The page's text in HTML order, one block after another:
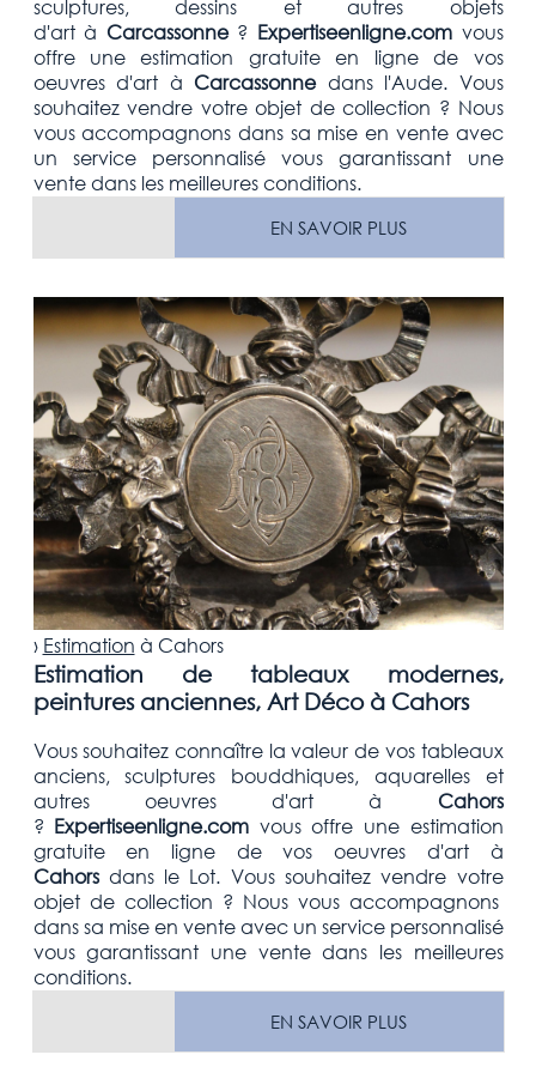
sculptures, dessins et autres objets
d'artà Carcassonne? Expertiseenligne.comvous
offre une estimation gratuiteen ligne de vos
oeuvres d'art à Carcassonnedans l'Aude. Vous
souhaitez vendre votreobjet de collection ? Nous
vous accompagnons dans sa mise en vente avec
un service personnalisé vous garantissant une
vente dans les meilleures conditions.
EN SAVOIR PLUS
› Estimation à Cahors
Estimation de tableaux modernes,
peintures anciennes, Art Déco à Cahors
Vous souhaitez connaître la valeur de vos tableaux
anciens, sculptures bouddhiques, aquarelles et
autres oeuvres d'artà
Cahors
? Expertiseenligne.com vous offre une estimation
gratuiteen ligne de vos oeuvres d'art à
Cahorsdans le Lot. Vous souhaitez vendre votre
objet de collection ? Nous vous accompagnons
dans sa mise en vente avec un service personnalisé
vous garantissant une vente dans les meilleures
conditions.
EN SAVOIR PLUS